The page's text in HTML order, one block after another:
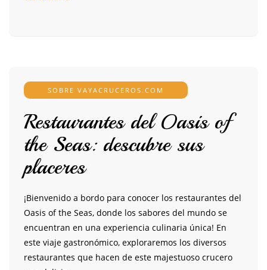
SOBRE VAYACRUCEROS.COM
Restaurantes del Oasis of
the Seas: descubre sus
placeres
¡Bienvenido a bordo para conocer los restaurantes del
Oasis of the Seas, donde los sabores del mundo se
encuentran en una experiencia culinaria única! En
este viaje gastronómico, exploraremos los diversos
restaurantes que hacen de este majestuoso crucero